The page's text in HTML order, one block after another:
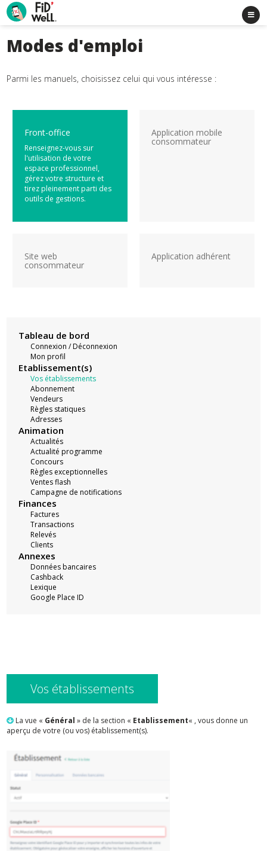
Modes d'emploi
Parmi les manuels, choisissez celui qui vous intéresse :
Front-office
Renseignez-vous sur
l'utilisation de votre
espace professionnel,
gérez votre structure et
tirez pleinement parti des
outils de gestions.
Application mobile
consommateur
Site web
consommateur
Application adhérent
Tableau de bord
Connexion / Déconnexion
Mon profil
Etablissement(s)
Vos établissements
Abonnement
Vendeurs
Règles statiques
Adresses
Animation
Actualités
Actualité programme
Concours
Règles exceptionnelles
Ventes flash
Campagne de notifications
Finances
Factures
Transactions
Relevés
Clients
Annexes
Données bancaires
Cashback
Lexique
Google Place ID
Vos établissements
La vue « Général » de la section « Etablissement« , vous donne un
aperçu de votre (ou vos) établissement(s).